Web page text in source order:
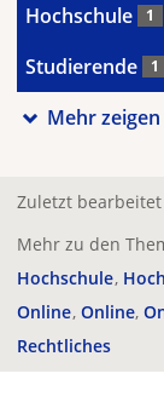
Hochschule 1
Studierende 1
Mehr zeigen
Zuletzt bearbeitet
Mehr zu den
Hochschule
Online Online
Rechtliches